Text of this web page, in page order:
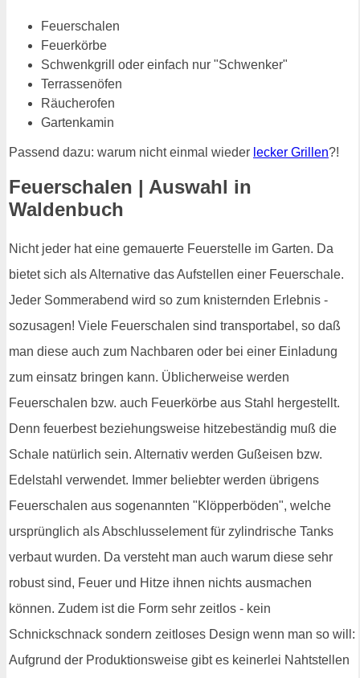
Feuerschalen
Feuerkörbe
Schwenkgrill oder einfach nur "Schwenker"
Terrassenöfen
Räucherofen
Gartenkamin
Passend dazu: warum nicht einmal wieder lecker Grillen?!
Feuerschalen | Auswahl in
Waldenbuch
Nicht jeder hat eine gemauerte Feuerstelle im Garten. Da
bietet sich als Alternative das Aufstellen einer Feuerschale.
Jeder Sommerabend wird so zum knisternden Erlebnis -
sozusagen! Viele Feuerschalen sind transportabel, so daß
man diese auch zum Nachbaren oder bei einer Einladung
zum einsatz bringen kann. Üblicherweise werden
Feuerschalen bzw. auch Feuerkörbe aus Stahl hergestellt.
Denn feuerbest beziehungsweise hitzebeständig muß die
Schale natürlich sein. Alternativ werden Gußeisen bzw.
Edelstahl verwendet. Immer beliebter werden übrigens
Feuerschalen aus sogenannten "Klöpperböden", welche
ursprünglich als Abschlusselement für zylindrische Tanks
verbaut wurden. Da versteht man auch warum diese sehr
robust sind, Feuer und Hitze ihnen nichts ausmachen
können. Zudem ist die Form sehr zeitlos - kein
Schnickschnack sondern zeitloses Design wenn man so will:
Aufgrund der Produktionsweise gibt es keinerlei Nahtstellen